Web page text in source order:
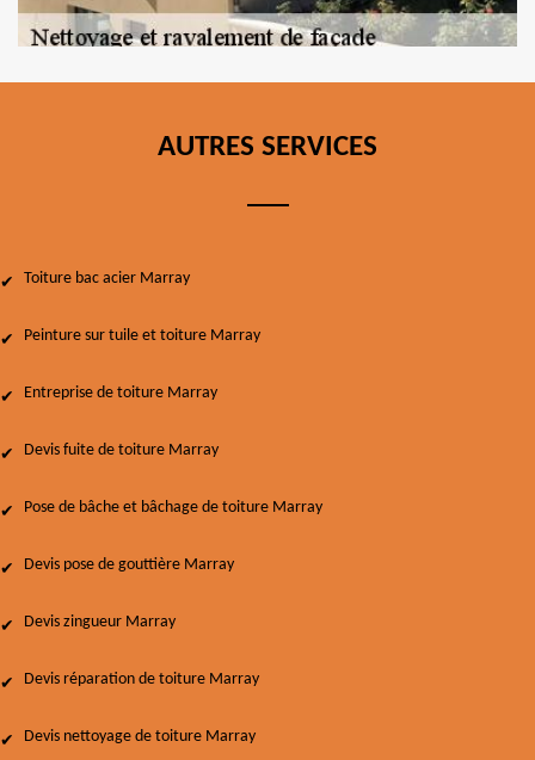
AUTRES SERVICES
Toiture bac acier Marray
Peinture sur tuile et toiture Marray
Entreprise de toiture Marray
Devis fuite de toiture Marray
Pose de bâche et bâchage de toiture Marray
Devis pose de gouttière Marray
Devis zingueur Marray
Devis réparation de toiture Marray
Devis nettoyage de toiture Marray